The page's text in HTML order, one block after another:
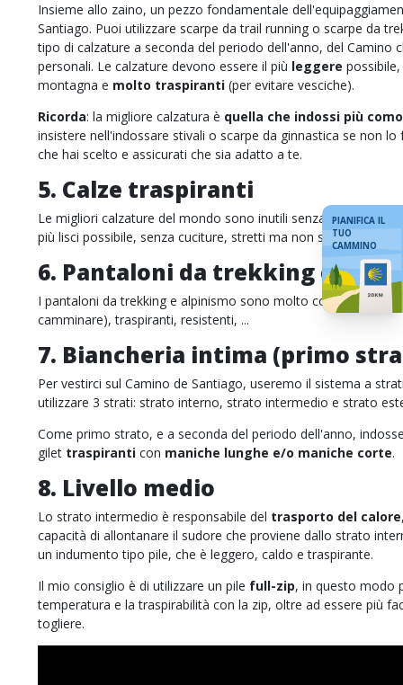
PIANIFICA IL
TUO
CAMMINO
Insieme allo zaino, un pezzo fondamentale
Santiago. Puoi utilizzare scarpe da trail running o scarpe da
tipo di calzature a seconda del periodo dell'anno, del Camino
personali. Le calzature devono essere il più leggere
montagna e molto traspiranti (per evitare vesciche).
Ricorda: la migliore calzatura è quella che indossi più
insistere nell'indossare stivali o scarpe da ginnastica se non lo
che hai scelto e assicurati che sia adatto a te.
5. Calze traspiranti
Le migliori calzature del mondo sono inutili senza buone
più lisci possibile, senza cuciture, stretti ma non soffocanti.
6. Pantaloni da trekking o da
I pantaloni da trekking e alpinismo sono molto comodi (sono
camminare), traspiranti, resistenti, ...
7. Biancheria intima (primo
Per vestirci sul Camino de Santiago, useremo il sistema a
utilizzare 3 strati: strato interno, strato intermedio e strato
Come primo strato, e a seconda del periodo dell'anno,
gilet traspiranti con maniche lunghe e/o maniche corte.
8. Livello medio
Lo strato intermedio è responsabile del trasporto del calore
capacità di allontanare il sudore che proviene dallo strato
un indumento tipo pile, che è leggero, caldo e traspirante.
Il mio consiglio è di utilizzare un pile full-zip, in questo modo
temperatura e la traspirabilità con la zip, oltre ad essere più
togliere.